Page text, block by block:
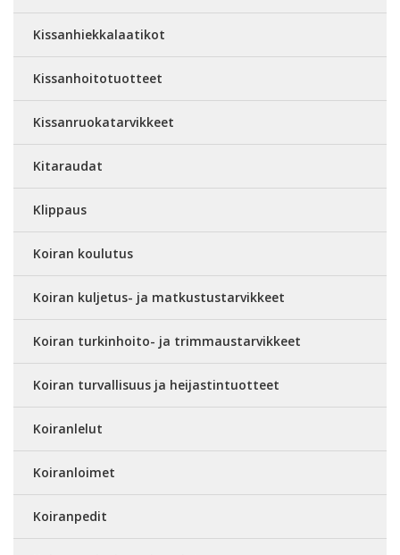
Kissanhiekkalaatikot
Kissanhoitotuotteet
Kissanruokatarvikkeet
Kitaraudat
Klippaus
Koiran koulutus
Koiran kuljetus- ja matkustustarvikkeet
Koiran turkinhoito- ja trimmaustarvikkeet
Koiran turvallisuus ja heijastintuotteet
Koiranlelut
Koiranloimet
Koiranpedit